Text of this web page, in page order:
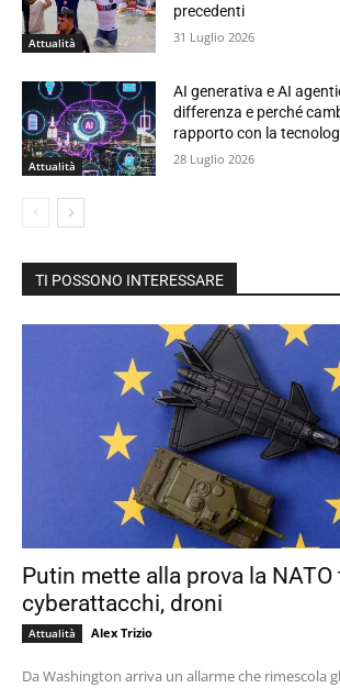
Attualità
precedenti
31 Luglio 2026
Attualità
AI generativa e AI
differenza e perché
rapporto con la
28 Luglio 2026
TI POSSONO INTERESSARE
Putin mette alla prova la NATO
cyberattacchi, droni
Attualità Alex Trizio
Da Washington arriva un allarme che rimescola